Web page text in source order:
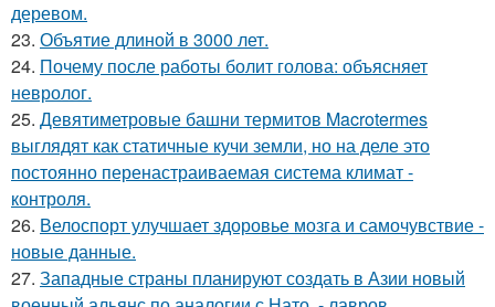
деревом.
23. Объятие длиной в 3000 лет.
24. Почему после работы болит голова: объясняет
невролог.
25. Девятиметровые башни термитов Macrotermes
выглядят как статичные кучи земли, но на деле это
постоянно перенастраиваемая система климат -
контроля.
26. Велоспорт улучшает здоровье мозга и самочувствие -
новые данные.
27. Западные страны планируют создать в Азии новый